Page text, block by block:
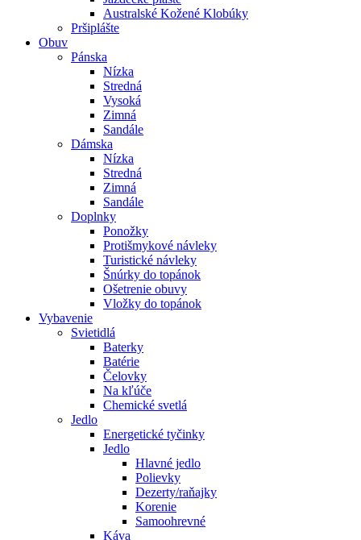
Australské Kožené Klobúky
Pršiplášte
Obuv
Pánska
Nízka
Stredná
Vysoká
Zimná
Sandále
Dámska
Nízka
Stredná
Zimná
Sandále
Doplnky
Ponožky
Protišmykové návleky
Turistické návleky
Šnúrky do topánok
Ošetrenie obuvy
Vložky do topánok
Vybavenie
Svietidlá
Baterky
Batérie
Čelovky
Na kľúče
Chemické svetlá
Jedlo
Energetické tyčinky
Jedlo
Hlavné jedlo
Polievky
Dezerty/raňajky
Korenie
Samoohrevné
Káva